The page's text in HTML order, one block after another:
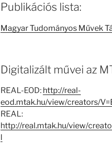
Publikációs lista:
Magyar Tudományos Művek
Digitalizált művei az
REAL-EOD: http://real-
eod.mtak.hu/view/creators/
REAL:
http://real.mtak.hu/view/
l